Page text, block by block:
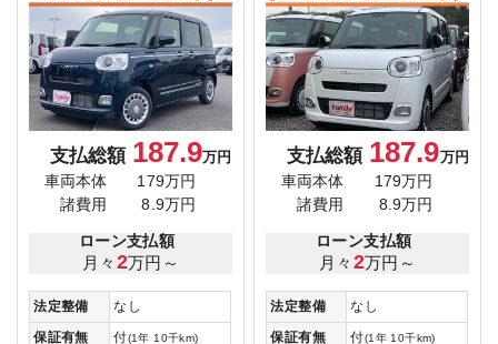
支払総額 187.9万円
車両本体
179万円
諸費用
8.9万円
ローン支払額
月々 2万円～
法定整備
なし
保証有無
付(1年 10千km)
支払総額 187.9万円
車両本体
179万円
諸費用
8.9万円
ローン支払額
月々 2万円～
法定整備
なし
保証有無
付(1年 10千km)